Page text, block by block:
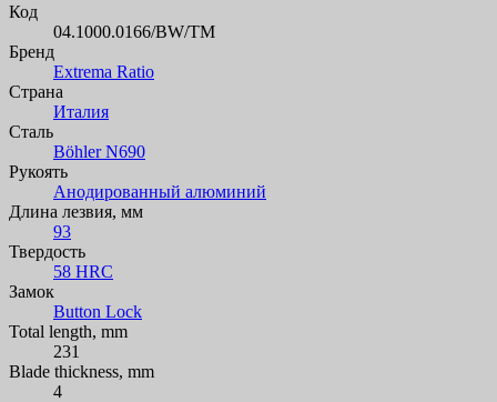
Код
04.1000.0166/BW/TM
Бренд
Extrema Ratio
Страна
Италия
Сталь
Böhler N690
Рукоять
Анодированный алюминий
Длина лезвия, мм
93
Твердость
58 HRC
Замок
Button Lock
Total length, mm
231
Blade thickness, mm
4